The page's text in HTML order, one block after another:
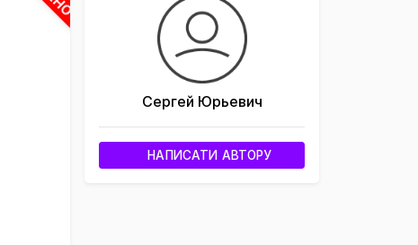
Сергей Юрьевич
НАПИСАТИ АВТОРУ